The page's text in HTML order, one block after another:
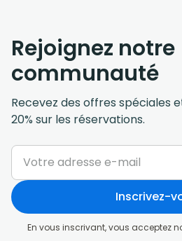
Rejoignez notre
communauté
Recevez des offres spéciales
20% sur les réservations.
Inscrivez-
En vous inscrivant, vous acceptez